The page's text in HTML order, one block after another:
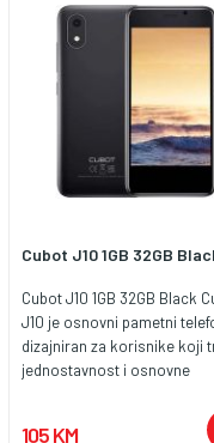
Cubot J10 1GB 32GB
Cubot J10 1GB 32GB Black
J10 je osnovni pametni
dizajniran za korisnike koji
jednostavnost i osnovne
osnovne specifikacije po
105 KM